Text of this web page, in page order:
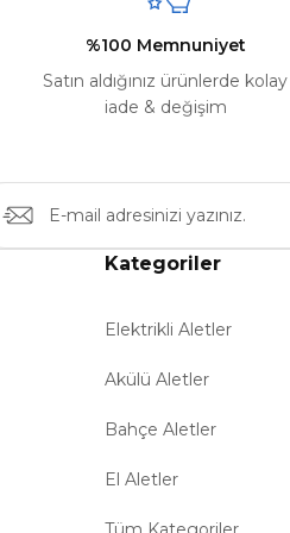
%100 Memnuniyet
Satın aldığınız ürünlerde kolay
iade & değişim
Kategoriler
Elektrikli Aletler
Akülü Aletler
Bahçe Aletler
El Aletler